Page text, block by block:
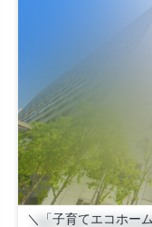
＼「子育てエコホー